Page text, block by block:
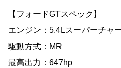
【フォードGTスペック】
エンジン：5.4Lスーパーチャ
駆動方式：MR
最高出力：647hp